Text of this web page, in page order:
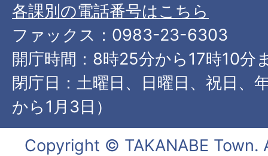
各課別の電話番号はこちら
ファックス：0983-23-6303
開庁時間：8時25分から17時10分
閉庁日：土曜日、日曜日、祝日、
から1月3日）
Copyright © TAKANABE Town.